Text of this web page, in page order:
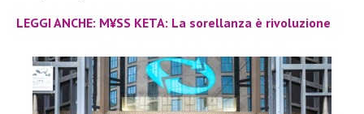
LEGGI ANCHE: M¥SS KETA: La sorellanza è rivoluzione